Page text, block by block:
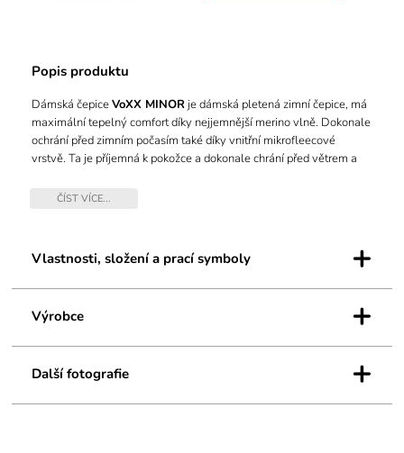
Popis produktu
Dámská čepiceVoXX MINOR je dámská pletená zimní čepice, má
maximální tepelný comfort díky nejjemnější merino vlně. Dokonale
ochrání před zimním počasím také díky vnitřní mikrofleecové
vrstvě. Ta je příjemná k pokožce a dokonale chrání před větrem a
vyladěnou kolekci zimních doplňků. Buďte v teple a ještě navíc
ČÍST VÍCE...
Vlastnosti, složení a prací symboly +
Výrobce +
Další fotografie +